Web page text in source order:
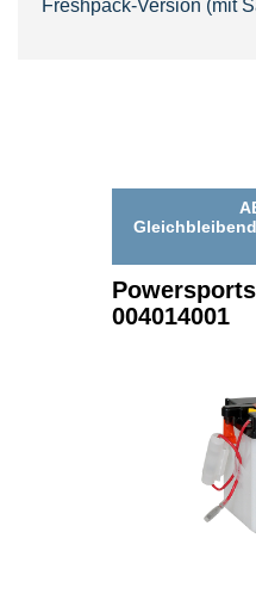
Freshpack-Version (mit
004014001